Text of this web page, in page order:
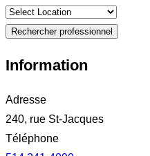
Rechercher professionnel
Information
Adresse
240, rue St-Jacques
Téléphone